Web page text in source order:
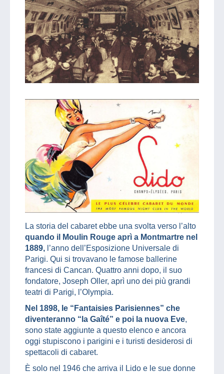
La storia del cabaret ebbe una svolta verso l’alto
quando il Moulin Rouge aprì a Montmartre nel
1889, l’anno dell’Esposizione Universale di
Parigi. Qui si trovavano le famose ballerine
francesi di Cancan. Quattro anni dopo, il suo
fondatore, Joseph Oller, aprì uno dei più grandi
teatri di Parigi, l’Olympia.
Nel 1898, le “Fantaisies Parisiennes” che
diventeranno “la Gaîté” e poi la nuova Eve,
sono state aggiunte a questo elenco e ancora
oggi stupiscono i parigini e i turisti desiderosi di
spettacoli di cabaret.
È solo nel 1946 che arriva il Lido e le sue donne